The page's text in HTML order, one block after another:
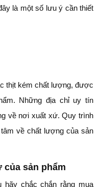
là một số lưu ý cần thiết
thịt kém chất lượng, được
Những địa chỉ uy tín
về nơi xuất xứ. Quy trình
về chất lượng của sản
của sản phẩm
hãy chắc chắn rằng mua